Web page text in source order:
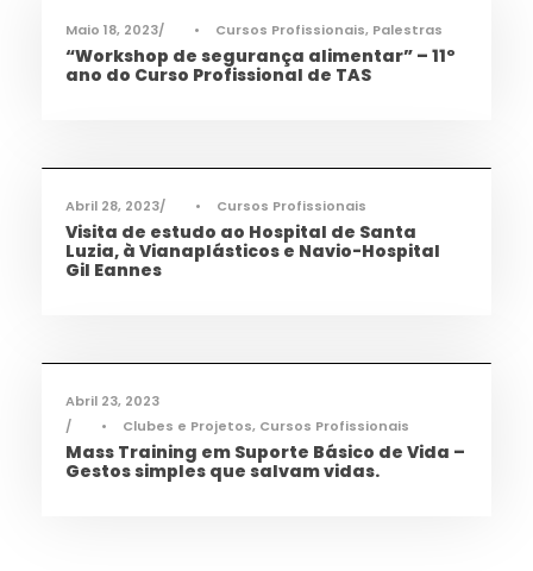
Maio 18, 2023 • Cursos Profissionais, Palestras
“Workshop de segurança alimentar” – 11º
ano do Curso Profissional de TAS
Abril 28, 2023 • Cursos Profissionais
Visita de estudo ao Hospital de Santa
Luzia, à Vianaplásticos e Navio-Hospital
Gil Eannes
Abril 23, 2023
•
Clubes e Projetos, Cursos Profissionais
Mass Training em Suporte Básico de Vida –
Gestos simples que salvam vidas.